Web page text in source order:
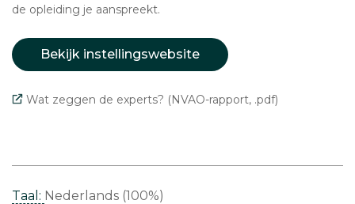
de opleiding je aanspreekt.
Bekijk instellingswebsite
Wat zeggen de experts? (NVAO-rapport, .pdf)
Taal: Nederlands (100%)